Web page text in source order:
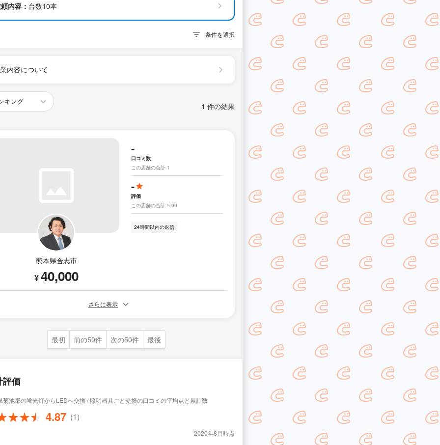
内容： 台数10本
条件を選択
内容について
1 件の結果
熊本県合志市
¥40,000
-
口コミ数
この店舗の合計 1
-
評価
この店舗の合計 5.00
24時間以内の返信
さらに表示
最初 前の50件 次の50件 最後
評価
菊池郡の蛍光灯からLEDへ交換 / 照明器具ごと交換の口コミの平均点と累計数
4.87 (1)
2020年8月時点